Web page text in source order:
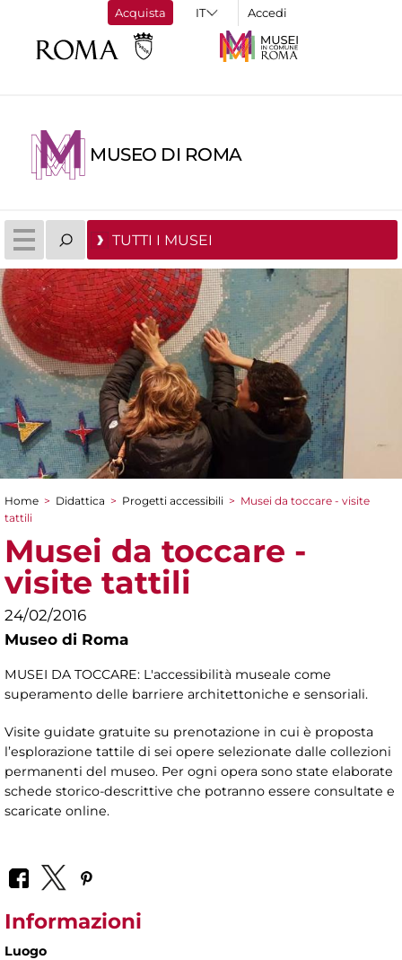
Acquista Accedi
MUSEO DI ROMA
TUTTI I MUSEI
Tu sei qui
Home > Didattica > Progetti accessibili > Musei da toccare - visite
tattili
Musei da toccare -
visite tattili
24/02/2016
Museo di Roma
MUSEI DA TOCCARE: L'accessibilità museale come
superamento delle barriere architettoniche e sensoriali.
Visite guidate gratuite su prenotazione in cui è proposta
l’esplorazione tattile di sei opere selezionate dalle collezioni
permanenti del museo. Per ogni opera sono state elaborate
schede storico-descrittive che potranno essere consultate e
scaricate online.
Informazioni
Luogo